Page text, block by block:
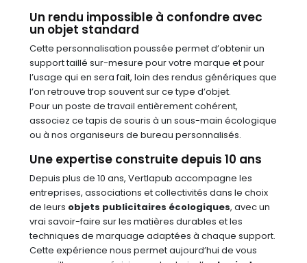
Un rendu impossible à confondre avec
un objet standard
Cette personnalisation poussée permet d’obtenir un
support taillé sur-mesure pour votre marque et pour
l’usage qui en sera fait, loin des rendus génériques que
l’on retrouve trop souvent sur ce type d’objet.
Pour un poste de travail entièrement cohérent,
associez ce tapis de souris à un sous-main écologique
ou à nos organiseurs de bureau personnalisés.
Une expertise construite depuis 10 ans
Depuis plus de 10 ans, Vertlapub accompagne les
entreprises, associations et collectivités dans le choix
de leurs objets publicitaires écologiques, avec un
vrai savoir-faire sur les matières durables et les
techniques de marquage adaptées à chaque support.
Cette expérience nous permet aujourd’hui de vous